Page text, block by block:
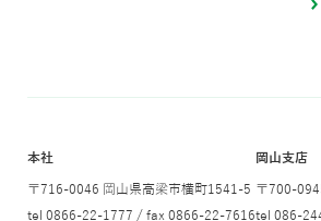
本社
〒716-0046 岡山県高梁市横町1541-5
tel 0866-22-1777 / fax 0866-22-7616
岡山支店
〒700-
tel 086-